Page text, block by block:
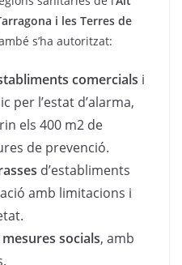
i les Terres de
s’ha autoritzat:
comercials i
per l’estat d’alarma,
els 400 m2 de
de prevenció.
d’establiments
amb limitacions i
mesures socials, amb